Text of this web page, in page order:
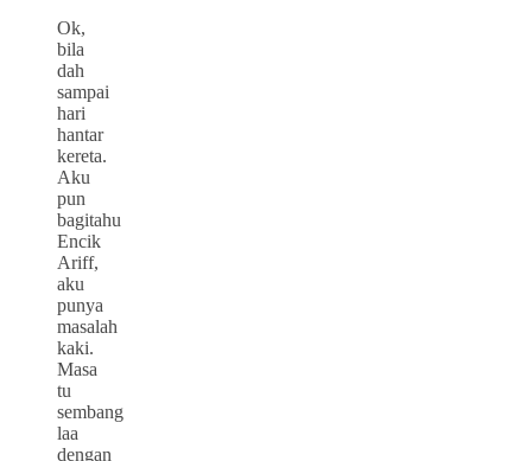
Ok,
bila
dah
sampai
hari
hantar
kereta.
Aku
pun
bagitahu
Encik
Ariff,
aku
punya
masalah
kaki.
Masa
tu
sembang
laa
dengan